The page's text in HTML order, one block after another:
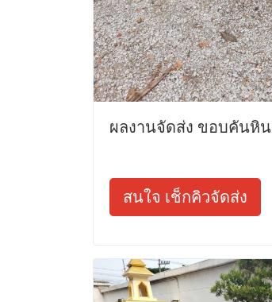
ผลงานจัดส่ง ขอบคันหิน
สนใจ เช็กคิวจัดส่ง